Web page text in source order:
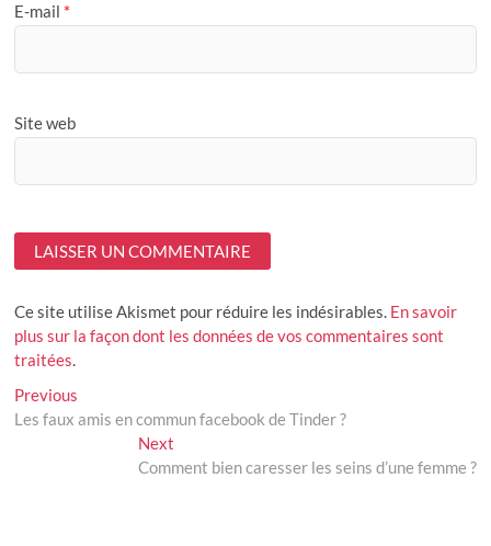
E-mail *
Site web
Ce site utilise Akismet pour réduire les indésirables. En savoir
plus sur la façon dont les données de vos commentaires sont
traitées.
Navigation
de
Previous
post:
Les faux amis en commun facebook de Tinder ?
NextNext
post:
Comment bien caresser les seins d’une femme ?